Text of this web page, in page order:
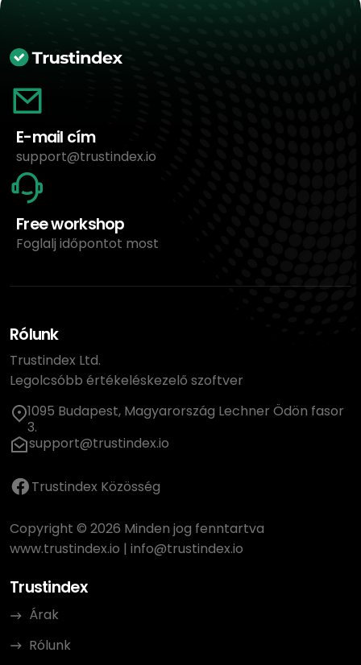
E-mail cím
support@trustindex.io
Free workshop
Foglalj időpontot most
Rólunk
Trustindex Ltd.
Legolcsóbb értékeléskezelő szoftver
1095 Budapest, Magyarország Lechner Ödön fasor
3.
support@trustindex.io
Trustindex Közösség
Copyright © 2026 Minden jog fenntartva
www.trustindex.io | info@trustindex.io
Trustindex
Árak
Rólunk